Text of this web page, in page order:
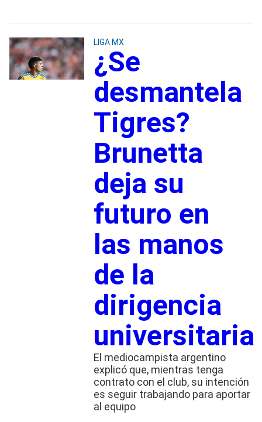
LIGA MX
¿Se
desmantela
Tigres?
Brunetta
deja su
futuro en
las manos
de la
dirigencia
universitaria
El mediocampista argentino
explicó que, mientras tenga
contrato con el club, su intención
es seguir trabajando para aportar
al equipo